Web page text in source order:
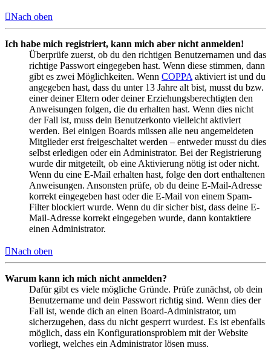
Nach oben
Ich habe mich registriert, kann mich aber nicht anmelden!
Überprüfe zuerst, ob du den richtigen Benutzernamen und das
richtige Passwort eingegeben hast. Wenn diese stimmen, dann
gibt es zwei Möglichkeiten. Wenn COPPA aktiviert ist und du
angegeben hast, dass du unter 13 Jahre alt bist, musst du bzw.
einer deiner Eltern oder deiner Erziehungsberechtigten den
Anweisungen folgen, die du erhalten hast. Wenn dies nicht
der Fall ist, muss dein Benutzerkonto vielleicht aktiviert
werden. Bei einigen Boards müssen alle neu angemeldeten
Mitglieder erst freigeschaltet werden – entweder musst du dies
selbst erledigen oder ein Administrator. Bei der Registrierung
wurde dir mitgeteilt, ob eine Aktivierung nötig ist oder nicht.
Wenn du eine E-Mail erhalten hast, folge den dort enthaltenen
Anweisungen. Ansonsten prüfe, ob du deine E-Mail-Adresse
korrekt eingegeben hast oder die E-Mail von einem Spam-
Filter blockiert wurde. Wenn du dir sicher bist, dass deine E-
Mail-Adresse korrekt eingegeben wurde, dann kontaktiere
einen Administrator.
Nach oben
Warum kann ich mich nicht anmelden?
Dafür gibt es viele mögliche Gründe. Prüfe zunächst, ob dein
Benutzername und dein Passwort richtig sind. Wenn dies der
Fall ist, wende dich an einen Board-Administrator, um
sicherzugehen, dass du nicht gesperrt wurdest. Es ist ebenfalls
möglich, dass ein Konfigurationsproblem mit der Website
vorliegt, welches ein Administrator lösen muss.